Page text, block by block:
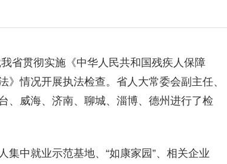
省贯彻实施《中华人民共和国残疾人保障
情况开展执法检查。省人大常委会副主任、
、威海、济南、聊城、淄博、德州进行了检
中就业示范基地、“如康家园”、相关企业